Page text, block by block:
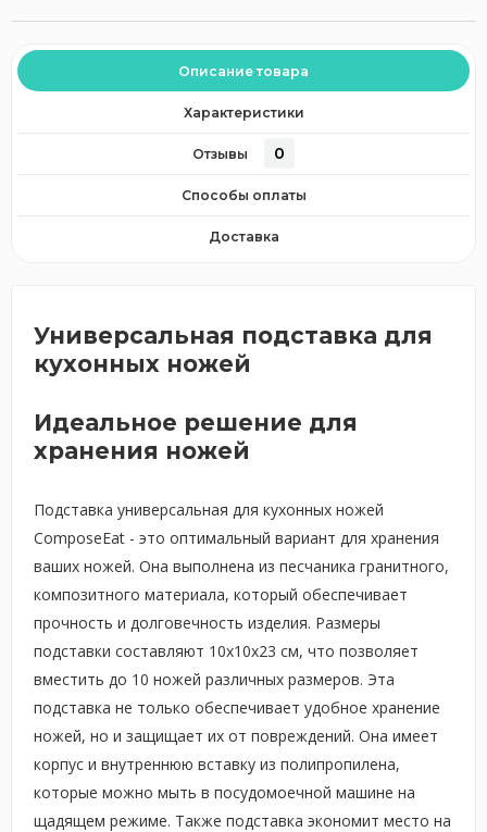
Описание товара
Характеристики
Отзывы 0
Способы оплаты
Доставка
Универсальная подставка для
кухонных ножей
Идеальное решение для
хранения ножей
Подставка универсальная для кухонных ножей
ComposeEat - это оптимальный вариант для хранения
ваших ножей. Она выполнена из песчаника гранитного,
композитного материала, который обеспечивает
прочность и долговечность изделия. Размеры
подставки составляют 10х10х23 см, что позволяет
вместить до 10 ножей различных размеров. Эта
подставка не только обеспечивает удобное хранение
ножей, но и защищает их от повреждений. Она имеет
корпус и внутреннюю вставку из полипропилена,
которые можно мыть в посудомоечной машине на
щадящем режиме. Также подставка экономит место на